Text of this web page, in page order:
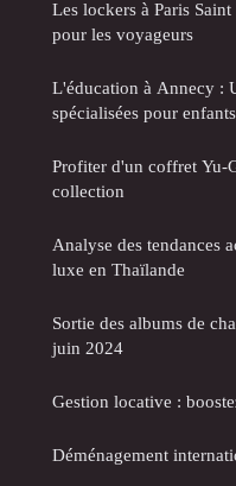
Les lockers à Paris
pour les voyageurs
L'éducation à Annecy :
spécialisées pour enfants
Profiter d'un coffret Yu-
collection
Analyse des tendances
luxe en Thaïlande
Sortie des albums de
juin 2024
Gestion locative :
Déménagement